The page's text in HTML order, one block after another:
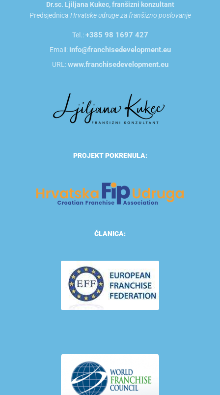
Dr.sc. Ljiljana Kukec, franšizni konzultant
Predsjednica Hrvatske udruge za franšizno poslovanje
Tel.:+385 98 1697 427
Email: info@franchisedevelopment.eu
URL:www.franchisedevelopment.eu
PROJEKT POKRENULA:
ČLANICA: